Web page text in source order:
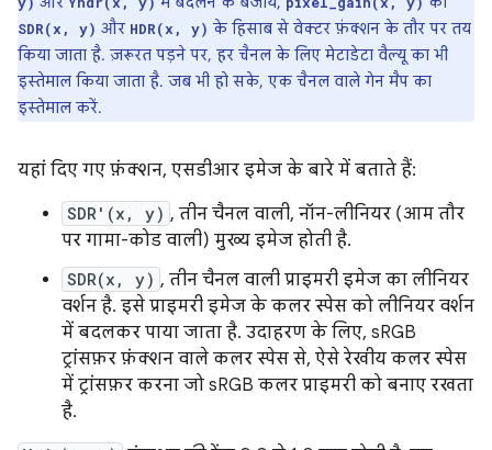
SDR(x, y) और HDR(x, y) के हिसाब से वेक्टर फ़ंक्शन के तौर पर तय
किया जाता है. ज़रूरत पड़ने पर, हर चैनल के लिए मेटाडेटा वैल्यू का भी
इस्तेमाल किया जाता है. जब भी हो सके, एक चैनल वाले गेन मैप का
इस्तेमाल करें.
यहां दिए गए फ़ंक्शन, एसडीआर इमेज के बारे में बताते हैं:
SDR'(x, y) , तीन चैनल वाली, नॉन-लीनियर (आम तौर
पर गामा-कोड वाली) मुख्य इमेज होती है.
SDR(x, y) , तीन चैनल वाली प्राइमरी इमेज का लीनियर
वर्शन है. इसे प्राइमरी इमेज के कलर स्पेस को लीनियर वर्शन
में बदलकर पाया जाता है. उदाहरण के लिए, sRGB
ट्रांसफ़र फ़ंक्शन वाले कलर स्पेस से, ऐसे रेखीय कलर स्पेस
में ट्रांसफ़र करना जो sRGB कलर प्राइमरी को बनाए रखता
है.